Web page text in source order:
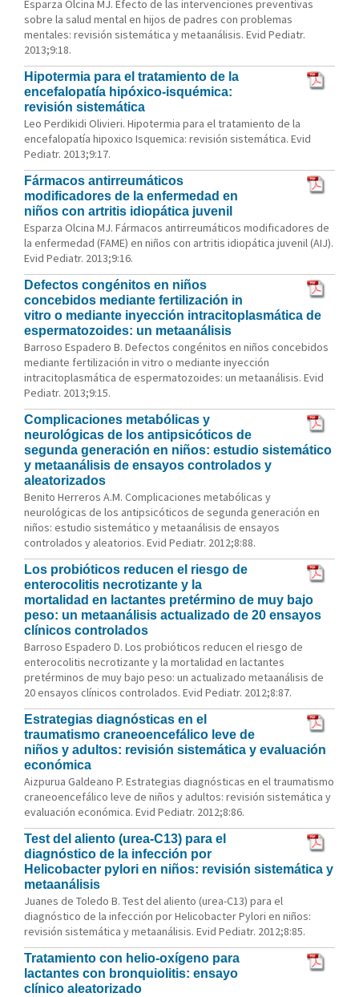
Esparza Olcina MJ. Efecto de las intervenciones preventivas
sobre la salud mental en hijos de padres con problemas
mentales: revisión sistemática y metaanálisis. Evid Pediatr.
2013;9:18.
Hipotermia para el tratamiento de la
encefalopatía hipóxico-isquémica:
revisión sistemática
Leo Perdikidi Olivieri. Hipotermia para el tratamiento de la
encefalopatía hipoxico Isquemica: revisión sistemática. Evid
Pediatr. 2013;9:17.
Fármacos antirreumáticos
modificadores de la enfermedad en
niños con artritis idiopática juvenil
Esparza Olcina MJ. Fármacos antirreumáticos modificadores de
la enfermedad (FAME) en niños con artritis idiopática juvenil (AIJ).
Evid Pediatr. 2013;9:16.
Defectos congénitos en niños
concebidos mediante fertilización in
vitro o mediante inyección intracitoplasmática de
espermatozoides: un metaanálisis
Barroso Espadero B. Defectos congénitos en niños concebidos
mediante fertilización in vitro o mediante inyección
intracitoplasmática de espermatozoides: un metaanálisis. Evid
Pediatr. 2013;9:15.
Complicaciones metabólicas y
neurológicas de los antipsicóticos de
segunda generación en niños: estudio sistemático
y metaanálisis de ensayos controlados y
aleatorizados
Benito Herreros A.M. Complicaciones metabólicas y
neurológicas de los antipsicóticos de segunda generación en
niños: estudio sistemático y metaanálisis de ensayos
controlados y aleatorios. Evid Pediatr. 2012;8:88.
Los probióticos reducen el riesgo de
enterocolitis necrotizante y la
mortalidad en lactantes pretérmino de muy bajo
peso: un metaanálisis actualizado de 20 ensayos
clínicos controlados
Barroso Espadero D. Los probióticos reducen el riesgo de
enterocolitis necrotizante y la mortalidad en lactantes
pretérminos de muy bajo peso: un actualizado metaanálisis de
20 ensayos clínicos controlados. Evid Pediatr. 2012;8:87.
Estrategias diagnósticas en el
traumatismo craneoencefálico leve de
niños y adultos: revisión sistemática y evaluación
económica
Aizpurua Galdeano P. Estrategias diagnósticas en el traumatismo
craneoencefálico leve de niños y adultos: revisión sistemática y
evaluación económica. Evid Pediatr. 2012;8:86.
Test del aliento (urea-C13) para el
diagnóstico de la infección por
Helicobacter pylori en niños: revisión sistemática y
metaanálisis
Juanes de Toledo B. Test del aliento (urea-C13) para el
diagnóstico de la infección por Helicobacter Pylori en niños:
revisión sistemática y metaanálisis. Evid Pediatr. 2012;8:85.
Tratamiento con helio-oxígeno para
lactantes con bronquiolitis: ensayo
clínico aleatorizado